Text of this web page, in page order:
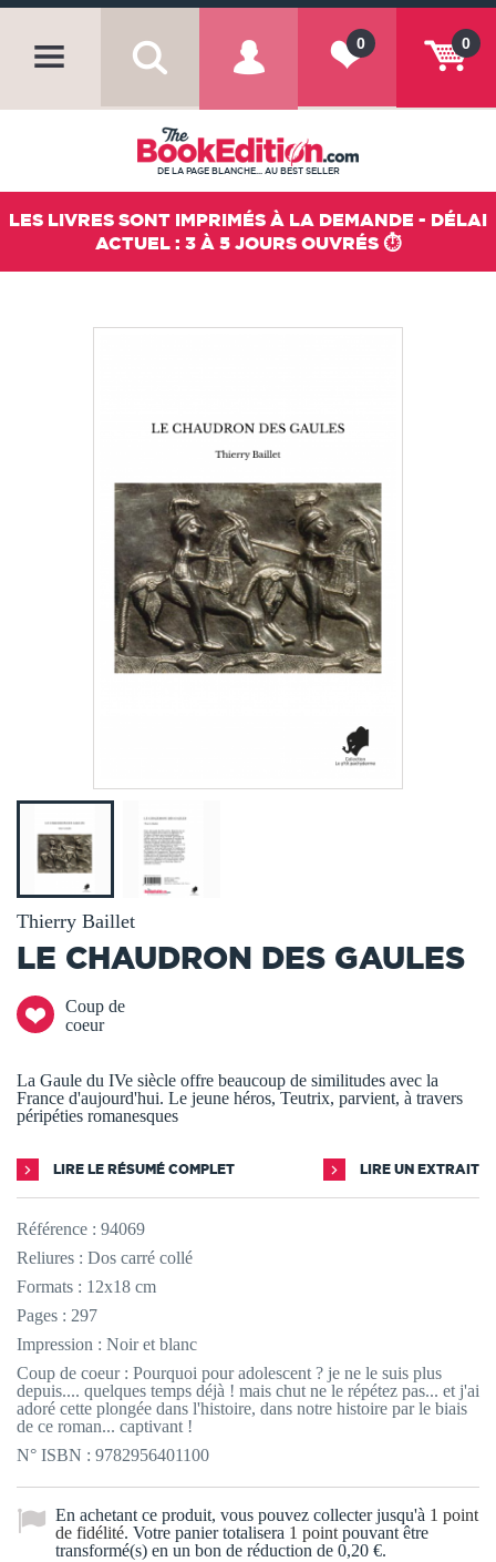
0
0
DE LA PAGE BLANCHE... AU BEST SELLER
LES LIVRES SONT IMPRIMÉS À LA DEMANDE - DÉLAI
ACTUEL : 3 À 5 JOURS OUVRÉS ⏱️
Thierry Baillet
LE CHAUDRON DES GAULES
Coup de
coeur
La Gaule du IVe siècle offre beaucoup de similitudes avec la
France d'aujourd'hui. Le jeune héros, Teutrix, parvient, à travers
péripéties romanesques
LIRE LE RÉSUMÉ COMPLET LIRE UN EXTRAIT
Référence : 94069
Reliures : Dos carré collé
Formats : 12x18 cm
Pages : 297
Impression : Noir et blanc
Coup de coeur : Pourquoi pour adolescent ? je ne le suis plus
depuis.... quelques temps déjà ! mais chut ne le répétez pas... et j'ai
adoré cette plongée dans l'histoire, dans notre histoire par le biais
de ce roman... captivant !
N° ISBN : 9782956401100
En achetant ce produit, vous pouvez collecter jusqu'à 1 point
de fidélité. Votre panier totalisera 1 point pouvant être
transformé(s) en un bon de réduction de 0,20 €.